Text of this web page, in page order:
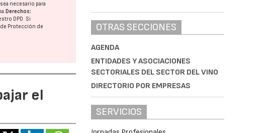
necesario para
Derechos:
DPD. Si
Protección de
el
OTRAS SECCIONES
AGENDA
ENTIDADES Y ASOCIACIONES
SECTORIALES DEL SECTOR DEL VINO
DIRECTORIO POR EMPRESAS
SERVICIOS